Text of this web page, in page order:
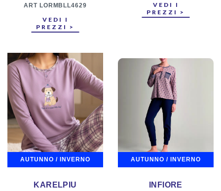
ART LORMBLL4629
VEDI I
PREZZI >
VEDI I
PREZZI >
AUTUNNO / INVERNO
KARELPIU
AUTUNNO / INVERNO
INFIORE